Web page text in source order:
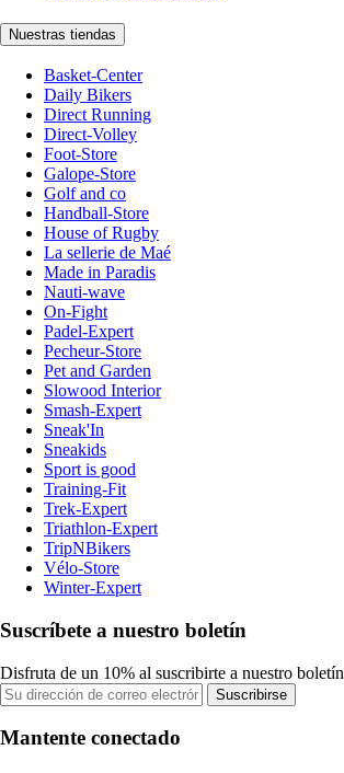
Nuestras tiendas
Basket-Center
Daily Bikers
Direct Running
Direct-Volley
Foot-Store
Galope-Store
Golf and co
Handball-Store
House of Rugby
La sellerie de Maé
Made in Paradis
Nauti-wave
On-Fight
Padel-Expert
Pecheur-Store
Pet and Garden
Slowood Interior
Smash-Expert
Sneak'In
Sneakids
Sport is good
Training-Fit
Trek-Expert
Triathlon-Expert
TripNBikers
Vélo-Store
Winter-Expert
Suscríbete a nuestro boletín
Disfruta de un 10% al suscribirte a nuestro boletín
Suscribirse
Mantente conectado